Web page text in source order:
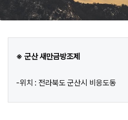
※ 군산 새만금방조제
-위치 : 전라북도 군산시 비응도동